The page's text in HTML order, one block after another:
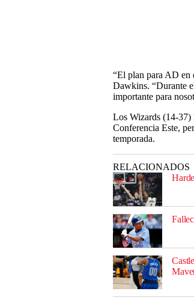
“El plan para AD en
Dawkins. “Durante
importante para
Los Wizards (14-37)
Conferencia Este,
temporada.
RELACIONADOS